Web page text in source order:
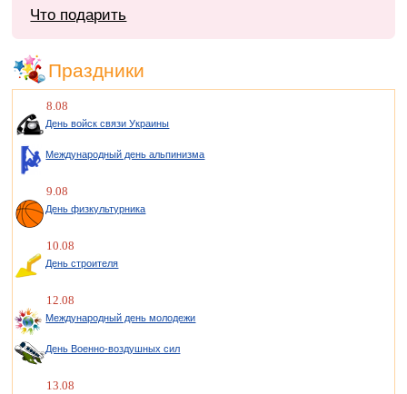
Что подарить
Праздники
8.08
День войск связи Украины
Международный день альпинизма
9.08
День физкультурника
10.08
День строителя
12.08
Международный день молодежи
День Военно-воздушных сил
13.08